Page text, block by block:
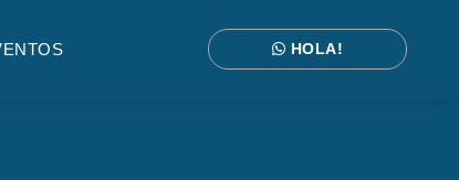
HOLA!